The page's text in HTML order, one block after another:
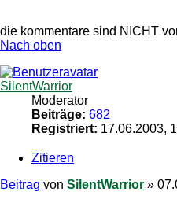
die kommentare sind NICHT
Nach oben
SilentWarrior
Moderator
Beiträge: 682
Registriert: 17.06.2003,
Zitieren
Beitrag von SilentWarrior »